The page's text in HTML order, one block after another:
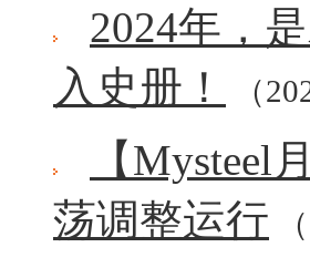
2024年，
入史册！
（
【Mysteel
荡调整运行